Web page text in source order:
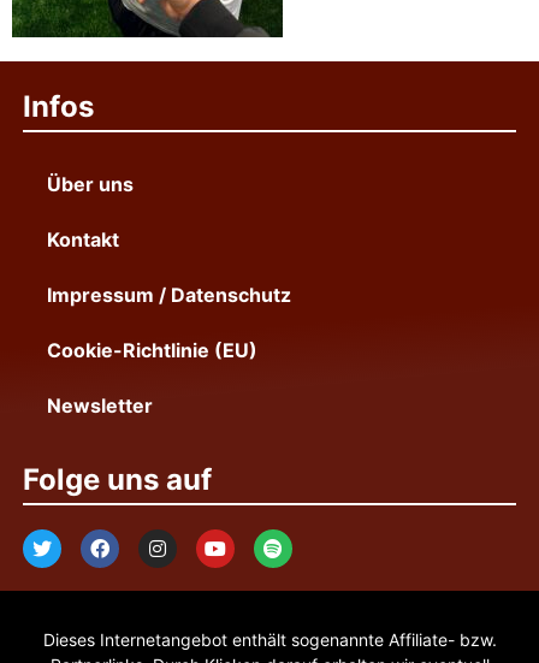
Infos
Über uns
Kontakt
Impressum / Datenschutz
Cookie-Richtlinie (EU)
Newsletter
Folge uns auf
Dieses Internetangebot enthält sogenannte Affiliate- bzw.